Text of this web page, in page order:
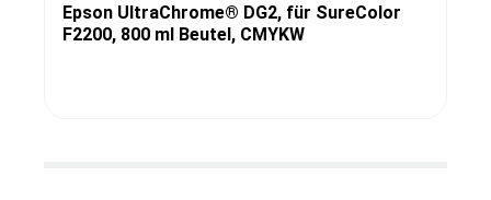
Epson UltraChrome® DG2, für SureColor
F2200, 800 ml Beutel, CMYKW